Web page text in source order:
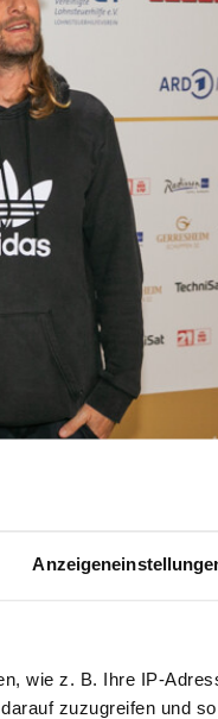
wie z. B. Ihre IP-
zuzugreifen und